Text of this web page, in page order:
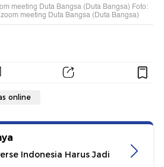
meeting Duta Bangsa (Duta Bangsa) Foto:
meeting Duta Bangsa (Duta Bangsa)
online
Indonesia Harus Jadi